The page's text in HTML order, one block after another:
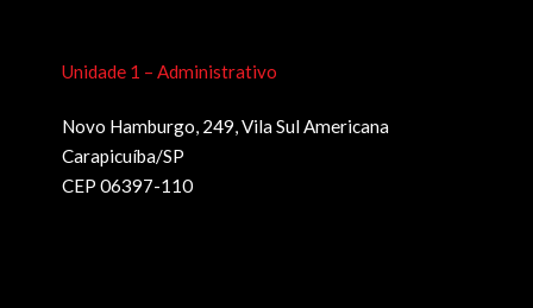
Unidade 1 – Administrativo
Novo Hamburgo, 249, Vila Sul Americana
Carapicuíba/SP
CEP 06397-110